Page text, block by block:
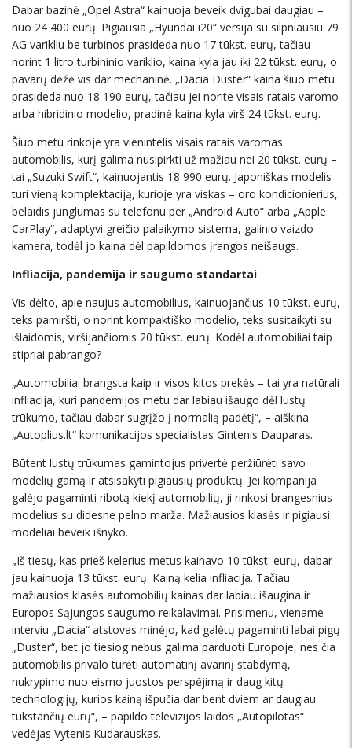
Dabar bazinė „Opel Astra“ kainuoja beveik dvigubai daugiau –
nuo 24 400 eurų. Pigiausia „Hyundai i20“ versija su silpniausiu 79
AG varikliu be turbinos prasideda nuo 17 tūkst. eurų, tačiau
norint 1 litro turbininio variklio, kaina kyla jau iki 22 tūkst. eurų, o
pavarų dėžė vis dar mechaninė. „Dacia Duster“ kaina šiuo metu
prasideda nuo 18 190 eurų, tačiau jei norite visais ratais varomo
arba hibridinio modelio, pradinė kaina kyla virš 24 tūkst. eurų.
Šiuo metu rinkoje yra vienintelis visais ratais varomas
automobilis, kurį galima nusipirkti už mažiau nei 20 tūkst. eurų –
tai „Suzuki Swift“, kainuojantis 18 990 eurų. Japoniškas modelis
turi vieną komplektaciją, kurioje yra viskas – oro kondicionierius,
belaidis junglumas su telefonu per „Android Auto“ arba „Apple
CarPlay“, adaptyvi greičio palaikymo sistema, galinio vaizdo
kamera, todėl jo kaina dėl papildomos įrangos neišaugs.
Infliacija, pandemija ir saugumo standartai
Vis dėlto, apie naujus automobilius, kainuojančius 10 tūkst. eurų,
teks pamiršti, o norint kompaktiško modelio, teks susitaikyti su
išlaidomis, viršijančiomis 20 tūkst. eurų. Kodėl automobiliai taip
stipriai pabrango?
„Automobiliai brangsta kaip ir visos kitos prekės – tai yra natūrali
infliacija, kuri pandemijos metu dar labiau išaugo dėl lustų
trūkumo, tačiau dabar sugrįžo į normalią padėtį“, – aiškina
„Autoplius.lt“ komunikacijos specialistas Gintenis Dauparas.
Būtent lustų trūkumas gamintojus privertė peržiūrėti savo
modelių gamą ir atsisakyti pigiausių produktų. Jei kompanija
galėjo pagaminti ribotą kiekį automobilių, ji rinkosi brangesnius
modelius su didesne pelno marža. Mažiausios klasės ir pigiausi
modeliai beveik išnyko.
„Iš tiesų, kas prieš kelerius metus kainavo 10 tūkst. eurų, dabar
jau kainuoja 13 tūkst. eurų. Kainą kelia infliacija. Tačiau
mažiausios klasės automobilių kainas dar labiau išaugina ir
Europos Sąjungos saugumo reikalavimai. Prisimenu, viename
interviu „Dacia“ atstovas minėjo, kad galėtų pagaminti labai pigų
„Duster“, bet jo tiesiog nebus galima parduoti Europoje, nes čia
automobilis privalo turėti automatinį avarinį stabdymą,
nukrypimo nuo eismo juostos perspėjimą ir daug kitų
technologijų, kurios kainą išpučia dar bent dviem ar daugiau
tūkstančių eurų“, – papildo televizijos laidos „Autopilotas“
vedėjas Vytenis Kudarauskas.